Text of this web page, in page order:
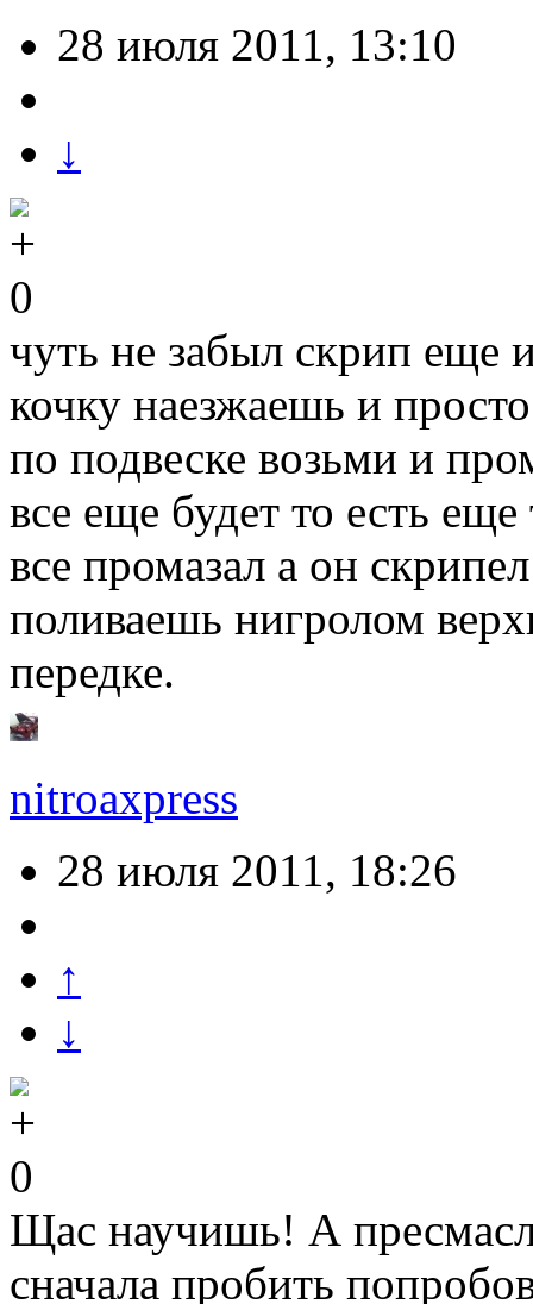
28 июля 2011, 13:10
↓
0
чуть не забыл скрип еще
кочку наезжаешь и
по подвеске возьми и
все еще будет то есть
все промазал а он
поливаешь нигролом
передке.
nitroaxpress
28 июля 2011, 18:26
↑
↓
0
Щас научишь! А
сначала пробить